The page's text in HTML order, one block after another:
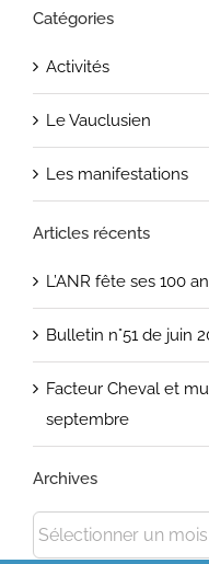
Catégories
Activités
Le Vauclusien
Les manifestations
Articles récents
L’ANR fête ses 100
Bulletin n°51 de juin
Facteur Cheval et
septembre
Archives
Archives